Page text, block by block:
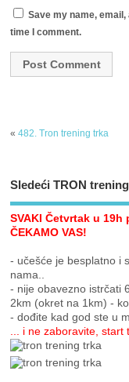
Save my name,
time I comment.
«482. Tron trening trka
Sledeći TRON
SVAKI Četvrtak u
ČEKAMO VAS!
- učešće je besplatno i
nama..
- nije obavezno istrčati
2km (okret na 1km) -
- dođite kad god ste u
... i ne zaboravite,